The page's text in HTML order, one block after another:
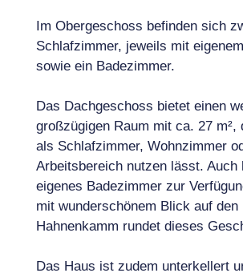
Im Obergeschoss befinden sich
Schlafzimmer, jeweils mit
sowie ein Badezimmer.
Das Dachgeschoss bietet einen
großzügigen Raum mit ca. 27 m²,
als Schlafzimmer, Wohnzimmer
Arbeitsbereich nutzen lässt. Auch
eigenes Badezimmer zur
mit wunderschönem Blick auf den
Hahnenkamm rundet dieses
Das Haus ist zudem unterkellert